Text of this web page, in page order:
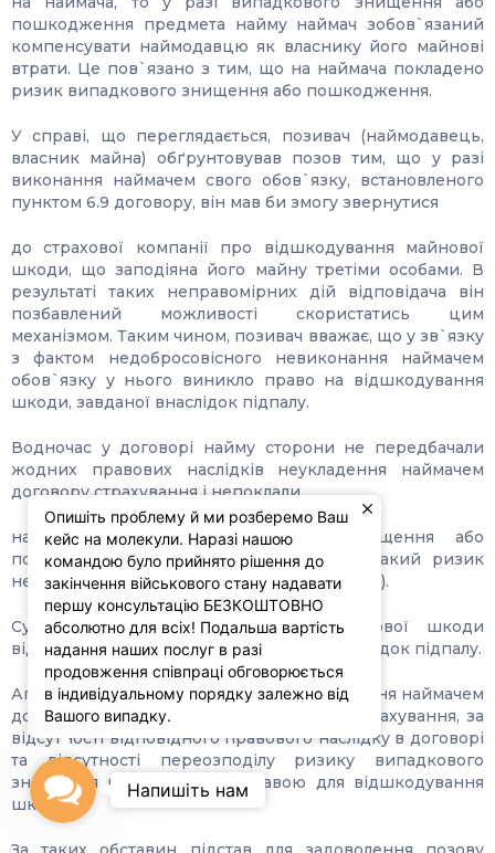
пошкодження предмета найму наймач зобов`язаний
компенсувати наймодавцю як власнику його майнові
втрати. Це пов`язано з тим, що на наймача покладено
ризик випадкового знищення або пошкодження.
У справі, що переглядається, позивач (наймодавець,
власник майна) обґрунтовував позов тим, що у разі
виконання наймачем свого обов`язку, встановленого
пунктом 6.9 договору, він мав би змогу звернутися
до страхової компанії про відшкодування майнової
шкоди, що заподіяна його майну третіми особами. В
результаті таких неправомірних дій відповідача він
позбавлений можливості скористатись цим
механізмом. Таким чином, позивач вважає, що у зв`язку
з фактом недобросовісного невиконання наймачем
обов`язку у нього виникло право на відшкодування
шкоди, завданої внаслідок підпалу.
Водночас у договорі найму сторони не передбачали
жодних правових наслідків неукладення наймачем
договору страхування і непоклали
на наймача ризик випадкового знищення або
пошкодження предмету найму, а тому такий ризик
несе позивач (наймодавець, власник майна).
Суди встановили, що завдання майнової шкоди
відбулося невстановленими особами внаслідок підпалу.
Апеляційний суд не врахував, що порушення наймачем
договірного обов`язку укласти договір страхування, за
відсутності відповідного правового наслідку в договорі
та відсутності переозподілу ризику випадкового
знищення майна, не є підставою для відшкодування
шкоди.Contact
Напишіть нам
Опишіть проблему й ми розберемо Ваш
кейс на молекули. Наразі нашою
командою було прийнято рішення до
закінчення військового стану надавати
першу консультацію БЕЗКОШТОВНО
абсолютно для всіх! Подальша вартість
надання наших послуг в разі
продовження співпраці обговорюється
в індивідуальному порядку залежно від
Вашого випадку.